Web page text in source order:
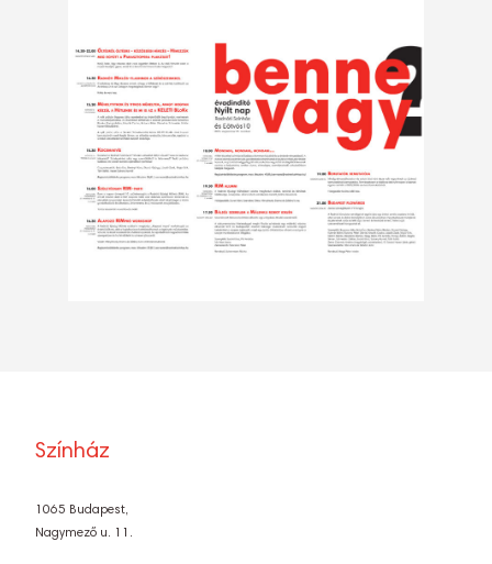
Színház
1065 Budapest,
Nagymező u. 11.